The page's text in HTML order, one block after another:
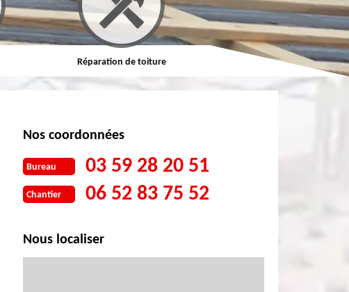
Réparation de toiture Nettoyage demoussage de
Nos coordonnées
Bureau 03 59 28 20 51
Chantier 06 52 83 75 52
Nous localiser